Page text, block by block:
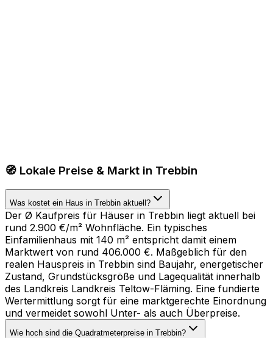
🧭 Lokale Preise & Markt in Trebbin
Was kostet ein Haus in Trebbin aktuell?
Der Ø Kaufpreis für Häuser in Trebbin liegt aktuell bei
rund 2.900 €/m² Wohnfläche. Ein typisches
Einfamilienhaus mit 140 m² entspricht damit einem
Marktwert von rund 406.000 €. Maßgeblich für den
realen Hauspreis in Trebbin sind Baujahr, energetischer
Zustand, Grundstücksgröße und Lagequalität innerhalb
des Landkreis Landkreis Teltow-Fläming. Eine fundierte
Wertermittlung sorgt für eine marktgerechte Einordnung
und vermeidet sowohl Unter- als auch Überpreise.
Wie hoch sind die Quadratmeterpreise in Trebbin?